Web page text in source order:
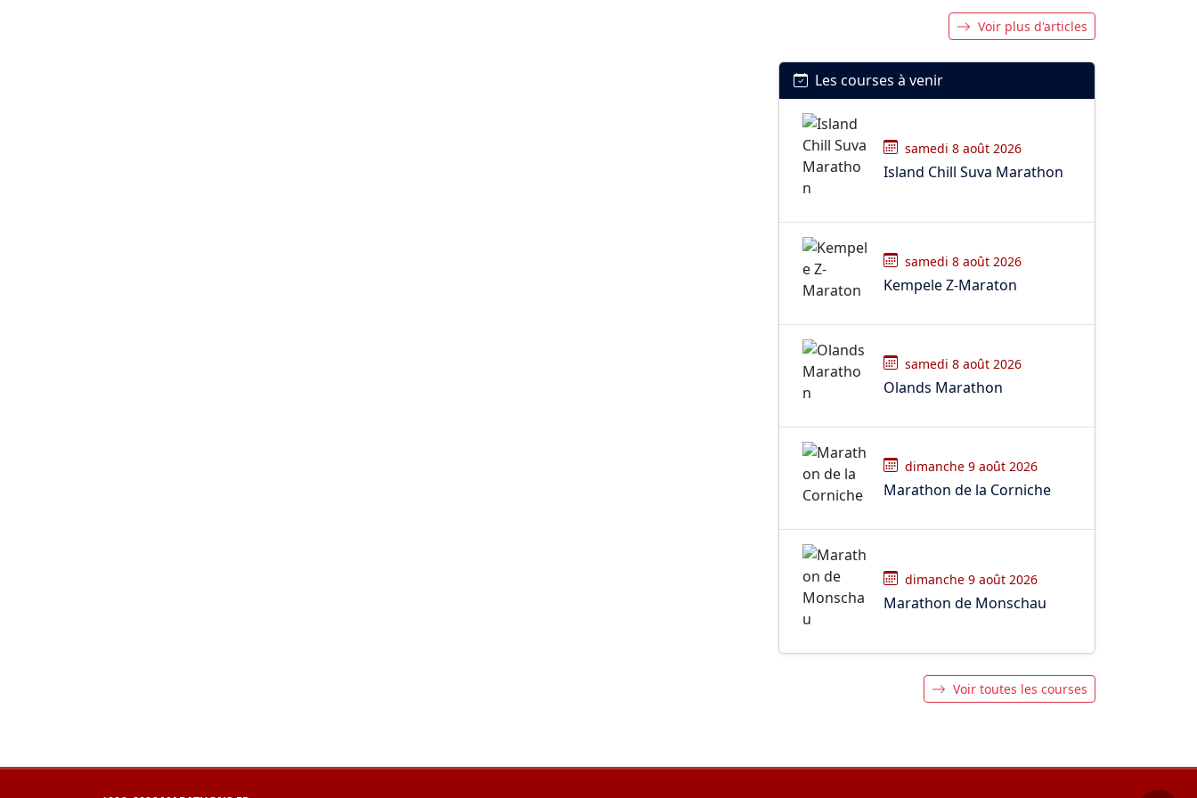
Voir plus d'articles
Les courses à venir
samedi 8 août 2026
Island Chill Suva Marathon
samedi 8 août 2026
Kempele Z-Maraton
samedi 8 août 2026
Olands Marathon
dimanche 9 août 2026
Marathon de la Corniche
dimanche 9 août 2026
Marathon de Monschau
Voir toutes les courses